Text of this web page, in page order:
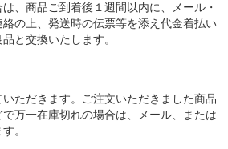
、商品ご到着後１週間以内に、メール・
絡の上、発送時の伝票等を添え代金着払い
と交換いたします。
ただきます。ご注文いただきました商品
万一在庫切れの場合は、メール、または
。